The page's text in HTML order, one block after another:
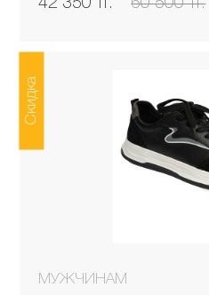
42 350 тг. 60 500 тг.
МУЖЧИНАМ
Скидка